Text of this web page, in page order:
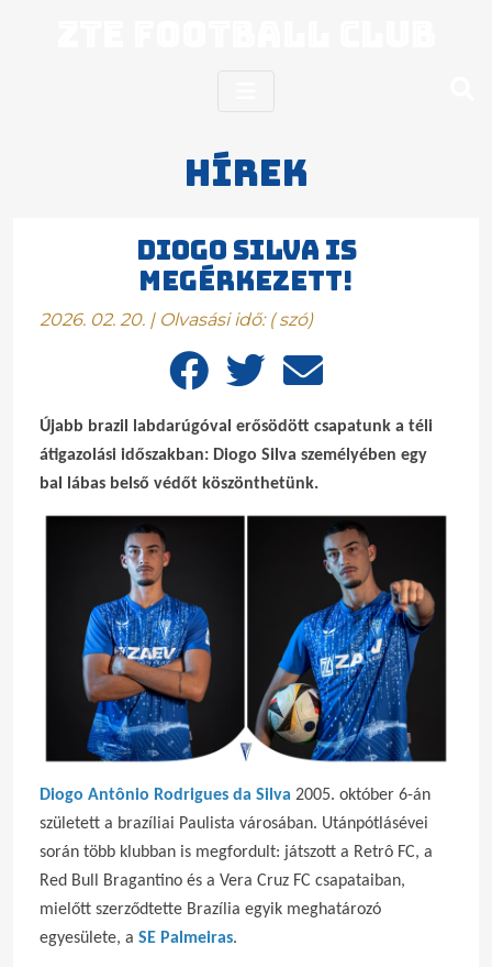
Hírek
DIOGO SILVA IS
MEGÉRKEZETT!
2026. 02. 20. | Olvasási idő: (szó)
Újabb brazil labdarúgóval erősödött csapatunk a téli
átigazolási időszakban: Diogo Silva személyében egy
bal lábas belső védőt köszönthetünk.
Diogo Antônio Rodrigues da Silva 2005. október 6-án
született a brazíliai Paulista városában. Utánpótlásévei
során több klubban is megfordult: játszott a Retrô FC, a
Red Bull Bragantino és a Vera Cruz FC csapataiban,
mielőtt szerződtette Brazília egyik meghatározó
egyesülete, a SE Palmeiras.